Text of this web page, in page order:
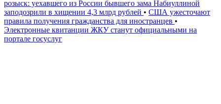
розыск: уехавшего из России бывшего зама Набиуллиной
заподозрили в хищении 4,3 млрд рублей • США ужесточают
правила получения гражданства для иностранцев •
Электронные квитанции ЖКУ станут официальными на
портале госуслуг